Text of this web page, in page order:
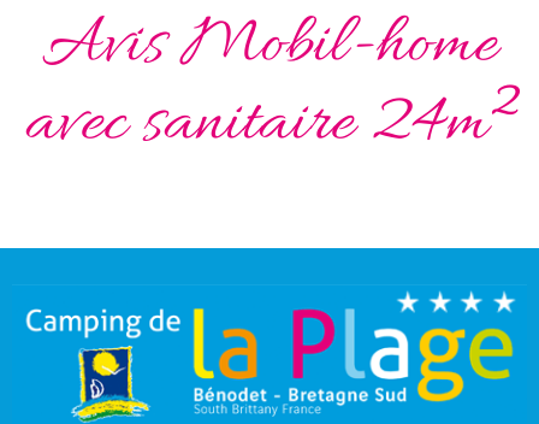
Avis Mobil-home
avec sanitaire 24m²